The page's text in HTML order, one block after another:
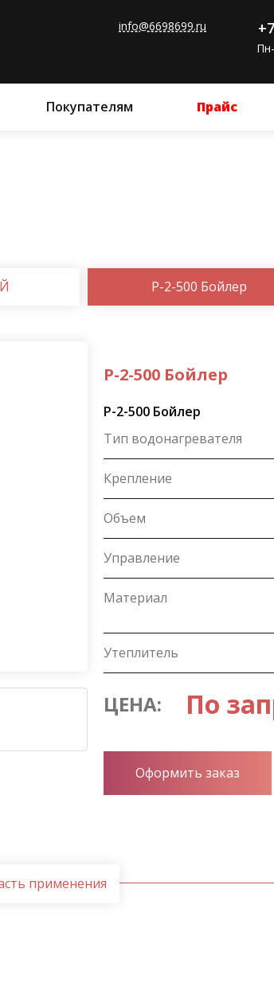
info@6698699.ru
Покупателям Прайс
P-2-500 Бойлер
P-2-500 Бойлер
P-2-500 Бойлер
Тип водонагревателя
Крепление
Объем
Управление
Материал
Утеплитель
ЦЕНА: По
Оформить заказ
применения